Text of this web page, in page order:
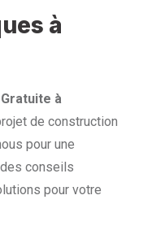
à
à
de construction
pour une
conseils
pour votre